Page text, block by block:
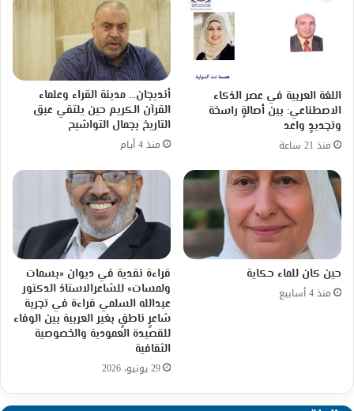
اللغة العربية في عصر الذكاء
الاصطناعي: بين أصالةٍ راسخة
وتجديدٍ واعد
منذ 21 ساعة
أنديجان… مدينة القراء وعلماء
القرآن الكريم حين يلتقي عبق
التاريخ بجمال التواشيح
منذ 4 أيام
حين كان للماء حكاية
منذ 4 أسابيع
قراءة نقدية في ديوان «بسمات
ولمسات» للشاعرالاستاذ الدكتور
عبدالله السلمي قراءة في تجربة
شاعرٍ ناطقٍ بغير العربية بين الوفاء
للقصيدة العمودية والخصوصية
الثقافية
29 يونيو، 2026